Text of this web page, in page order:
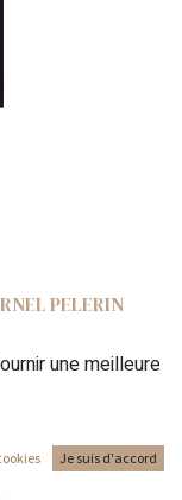
PELERIN
une meilleure
Je suis d'accord